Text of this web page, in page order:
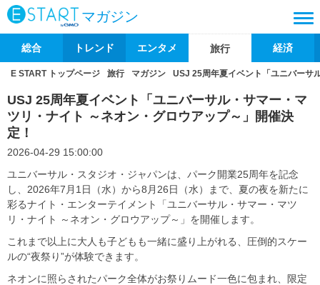
マガジン
総合 トレンド エンタメ 旅行 経済
E START トップページ 旅行 マガジン USJ 25周年夏イベント「ユニバーサ
USJ 25周年夏イベント「ユニバーサル・サマー・マ
ツリ・ナイト ～ネオン・グロウアップ～」開催決
定！
2026-04-29 15:00:00
ユニバーサル・スタジオ・ジャパンは、パーク開業25周年を記念
し、2026年7月1日（水）から8月26日（水）まで、夏の夜を新たに
彩るナイト・エンターテイメント「ユニバーサル・サマー・マツ
リ・ナイト ～ネオン・グロウアップ～」を開催します。
これまで以上に大人も子どもも一緒に盛り上がれる、圧倒的スケー
ルの“夜祭り”が体験できます。
ネオンに照らされたパーク全体がお祭りムード一色に包まれ、限定